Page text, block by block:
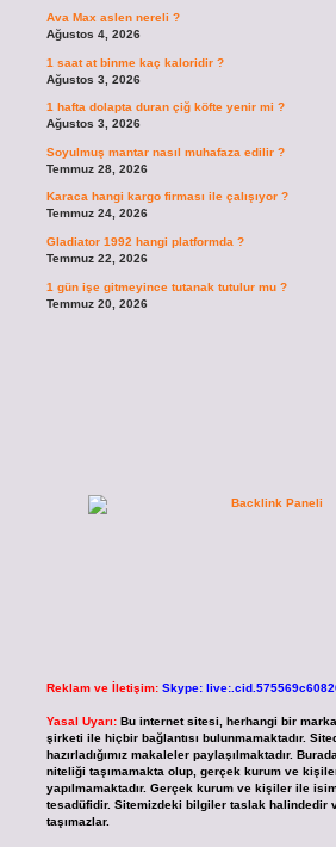
Ava Max aslen nereli ?
Ağustos 4, 2026
1 saat at binme kaç kaloridir ?
Ağustos 3, 2026
1 hafta dolapta duran çiğ köfte yenir mi ?
Ağustos 3, 2026
Soyulmuş mantar nasıl muhafaza edilir ?
Temmuz 28, 2026
Karaca hangi kargo firması ile çalışıyor ?
Temmuz 24, 2026
Gladiator 1992 hangi platformda ?
Temmuz 22, 2026
1 gün işe gitmeyince tutanak tutulur mu ?
Temmuz 20, 2026
Reklam ve İletişim: Skype:
Yasal Uyarı: Bu internet sitesi, herhangi bir
şirketi ile hiçbir bağlantısı bulunmamaktadır.
hazırladığımız makaleler paylaşılmaktadır.
niteliği taşımamakta olup, gerçek kurum ve
yapılmamaktadır. Gerçek kurum ve kişiler ile
tesadüfidir. Sitemizdeki bilgiler taslak halindedir
taşımazlar.